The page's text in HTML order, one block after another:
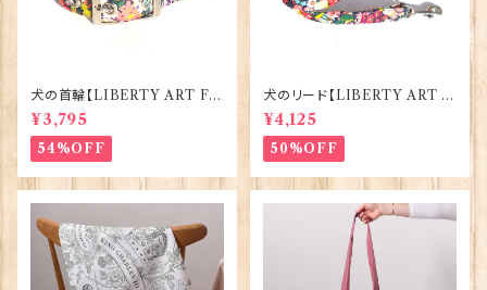
犬の首輪【LIBERTY ART FA
BRIC=Thorpe】BlossomCo
90295
¥3,795
54%OFF
犬のリード【LIBERTY ART F
ABRIC=Thorpe】BlossomC
o 90294
¥4,125
50%OFF